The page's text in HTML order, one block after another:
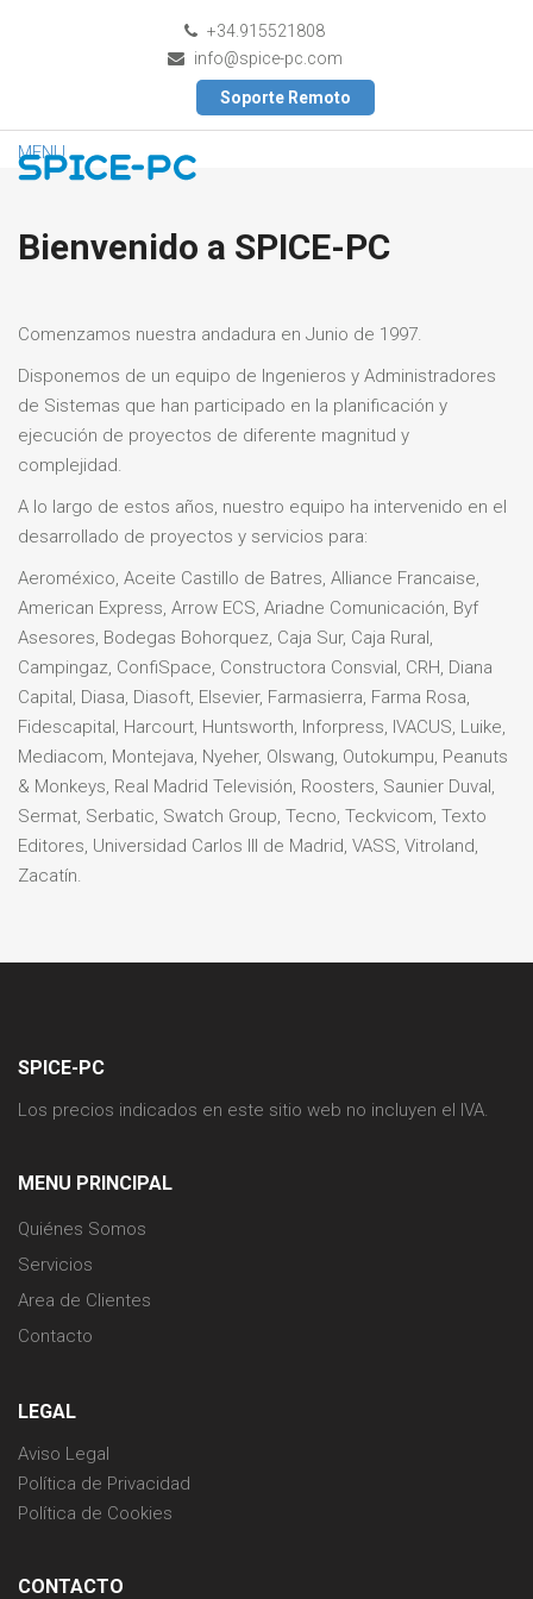
+34.915521808
info@spice-pc.com
Soporte Remoto
MENU
Bienvenido a SPICE-PC
Comenzamos nuestra andadura en Junio de 1997.
Disponemos de un equipo de Ingenieros y Administradores
de Sistemas que han participado en la planificación y
ejecución de proyectos de diferente magnitud y
complejidad.
A lo largo de estos años, nuestro equipo ha intervenido en el
desarrollado de proyectos y servicios para:
Aeroméxico, Aceite Castillo de Batres, Alliance Francaise,
American Express, Arrow ECS, Ariadne Comunicación, Byf
Asesores, Bodegas Bohorquez, Caja Sur, Caja Rural,
Campingaz, ConfiSpace, Constructora Consvial, CRH, Diana
Capital, Diasa, Diasoft, Elsevier, Farmasierra, Farma Rosa,
Fidescapital, Harcourt, Huntsworth, Inforpress, IVACUS, Luike,
Mediacom, Montejava, Nyeher, Olswang, Outokumpu, Peanuts
& Monkeys, Real Madrid Televisión, Roosters, Saunier Duval,
Sermat, Serbatic, Swatch Group, Tecno, Teckvicom, Texto
Editores, Universidad Carlos III de Madrid, VASS, Vitroland,
Zacatín.
SPICE-PC
Los precios indicados en este sitio web no incluyen el IVA.
MENU PRINCIPAL
Quiénes Somos
Servicios
Area de Clientes
Contacto
LEGAL
Aviso Legal
Política de Privacidad
Política de Cookies
CONTACTO